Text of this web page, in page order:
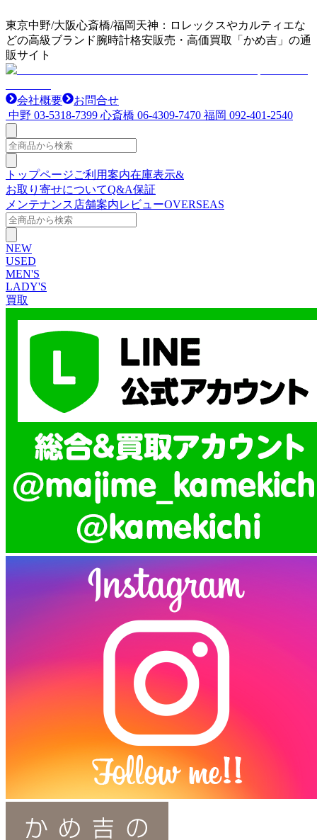
東京中野/大阪心斎橋/福岡天神：ロレックスやカルティエな
どの高級ブランド腕時計格安販売・高価買取「かめ吉」の通
販サイト
会社概要
お問合せ
中野 03-5318-7399 心斎橋 06-4309-7470 福岡 092-401-2540
トップページご利用案内在庫表示&
お取り寄せについてQ&A保証
メンテナンス 店舗案内レビューOVERSEAS
NEW
USED
MEN'S
LADY'S
買取